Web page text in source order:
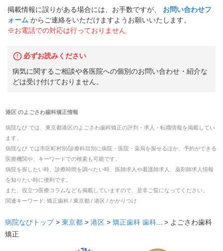
掲載情報に誤りがある場合には、お手数ですが、
お問い合わせフ
ォーム からご連絡をいただけますようお願いいたします。
※お電話での対応は行っておりません
必ずお読みください
病気に関するご相談や各医院への個別のお問い合わせ・紹介な
どは受け付けておりません。
港区のよごさわ歯科矯正情報
病院なび では、 東京都港区のよごさわ歯科矯正の評判・求人・転職情報を掲載してい
ます。
病院なび では市区町村別/診療科目別に病院・医院・薬局を探せるほか、予約ができる
医療機関や、キーワードでの検索も可能です。
病院を探したい時、診療時間を調べたい時、医師求人や看護師求人、薬剤師求人情報
を知りたい時に便利です。
また、役立つ医療コラムなども掲載していますので、是非ご覧になってください。
関連キーワード: 矯正歯科 / 東京都 / 港区 / かかりつけ
病院なびトップ > 東京都 > 港区 > 矯正歯科 歯科... > よごさわ歯科
矯正